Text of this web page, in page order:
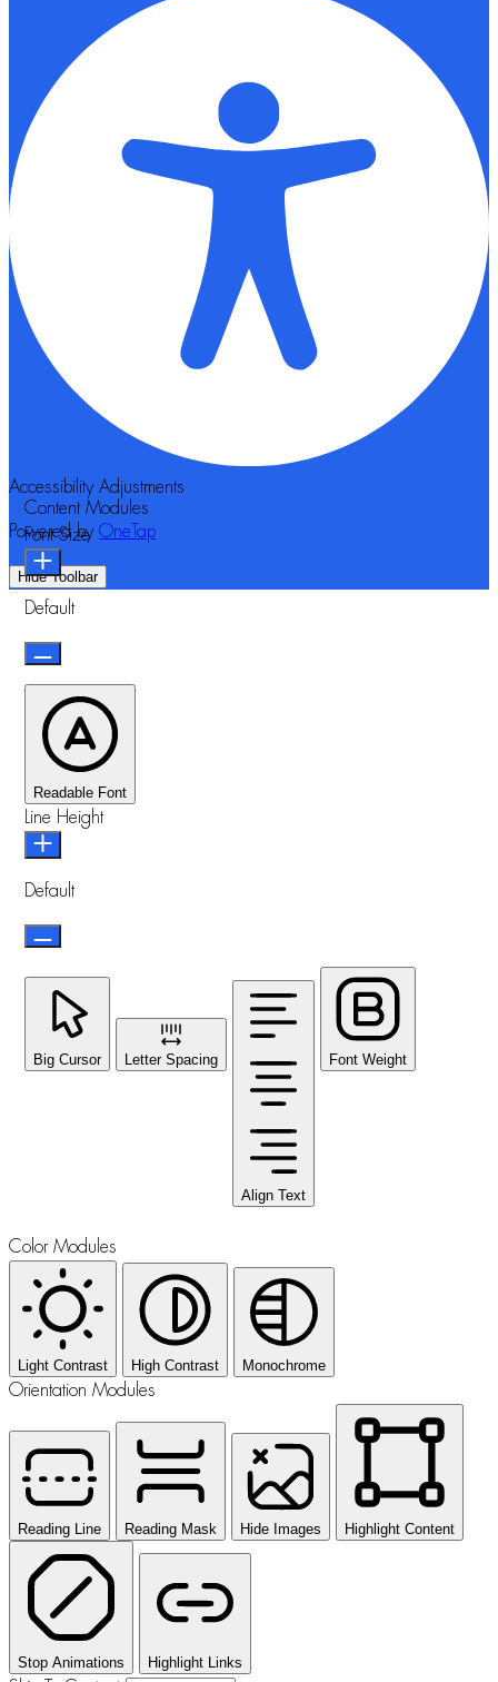
Accessibility Adjustments
Powered by OneTap
Hide Toolbar
Content Modules
Font Size
Default
Readable Font
Line Height
Default
Big Cursor Letter Spacing
Align Text
Font Weight
Color Modules
Light Contrast High Contrast Monochrome
Orientation Modules
Reading Line Reading Mask Hide Images Highlight Content
Stop Animations Highlight Links